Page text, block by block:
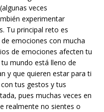
veces
experimentar
Tu principal reto es
emociones con mucha
de emociones afecten tu
mundo está lleno de
y que quieren estar para ti
tus gestos y tus
pues muchas veces en
realmente no sientes o